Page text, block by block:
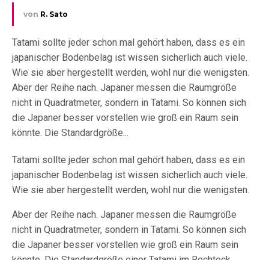
von R. Sato
Tatami sollte jeder schon mal gehört haben, dass es ein
japanischer Bodenbelag ist wissen sicherlich auch viele.
Wie sie aber hergestellt werden, wohl nur die wenigsten.
Aber der Reihe nach. Japaner messen die Raumgröße
nicht in Quadratmeter, sondern in Tatami. So können sich
die Japaner besser vorstellen wie groß ein Raum sein
könnte. Die Standardgröße...
Tatami sollte jeder schon mal gehört haben, dass es ein
japanischer Bodenbelag ist wissen sicherlich auch viele.
Wie sie aber hergestellt werden, wohl nur die wenigsten.
Aber der Reihe nach. Japaner messen die Raumgröße
nicht in Quadratmeter, sondern in Tatami. So können sich
die Japaner besser vorstellen wie groß ein Raum sein